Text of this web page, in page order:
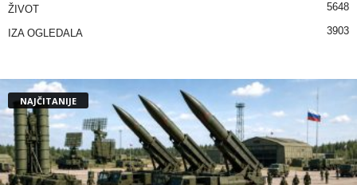
ŽIVOT 5648
IZA OGLEDALA 3903
NAJČITANIJE